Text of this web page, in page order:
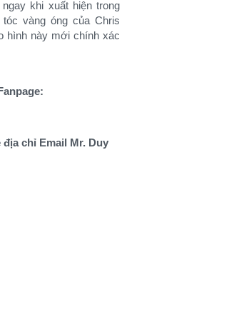
khi xuất hiện trong
vàng óng của Chris
hình này mới chính xác
chỉ Email Mr. Duy